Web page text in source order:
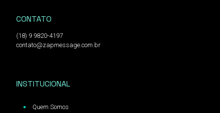
CONTATO
(18) 9 9820-4197
contato@zapmessage.com.br
INSTITUCIONAL
Quem Somos